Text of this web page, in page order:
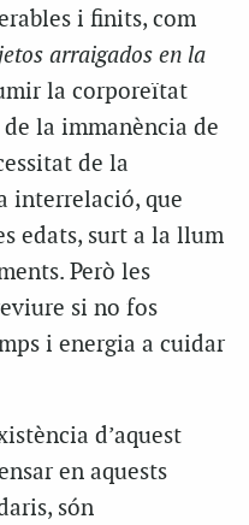
i finits, com
arraigados en la
la corporeïtat
la immanència de
de la
interrelació, que
edats, surt a la llum
Però les
si no fos
i energia a cuidar
d’aquest
en aquests
són